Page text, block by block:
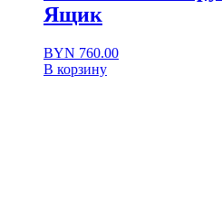
Ящик
BYN 760.00
В корзину